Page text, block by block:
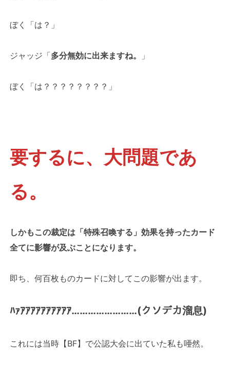
ぼく「は？」
ジャッジ「多分無効に出来ますね。 」
ぼく「は？？？？？？？？」
要するに、大問題であ
る。
しかもこの裁定は「特殊召喚する」効果を持ったカード
全てに影響が及ぶことになります。
即ち、何百枚ものカードに対してこの影響が出ます。
ﾊｧｱｱｱｱｱｱｱｱｱｱ……………………(クソデカ溜息)
これには当時【BF】で公認大会に出ていた私も唖然。